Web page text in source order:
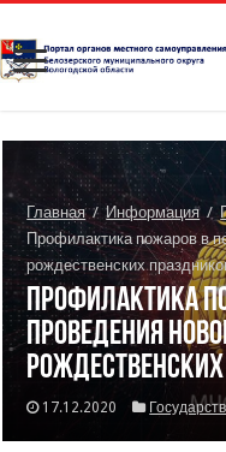
Главная / Информация /
Профилактика пожаров в
рождественских
Профилактика
проведения
17.12.2020